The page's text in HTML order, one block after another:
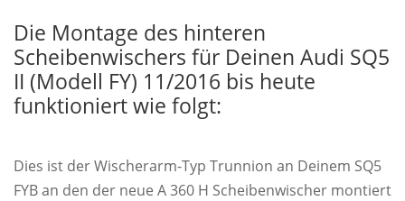
Die Montage des hinteren
Scheibenwischers für Deinen Audi SQ5
II (Modell FY) 11/2016 bis heute
funktioniert wie folgt:
Dies ist der Wischerarm-Typ Trunnion an Deinem SQ5
FYB an den der neue A 360 H Scheibenwischer montiert